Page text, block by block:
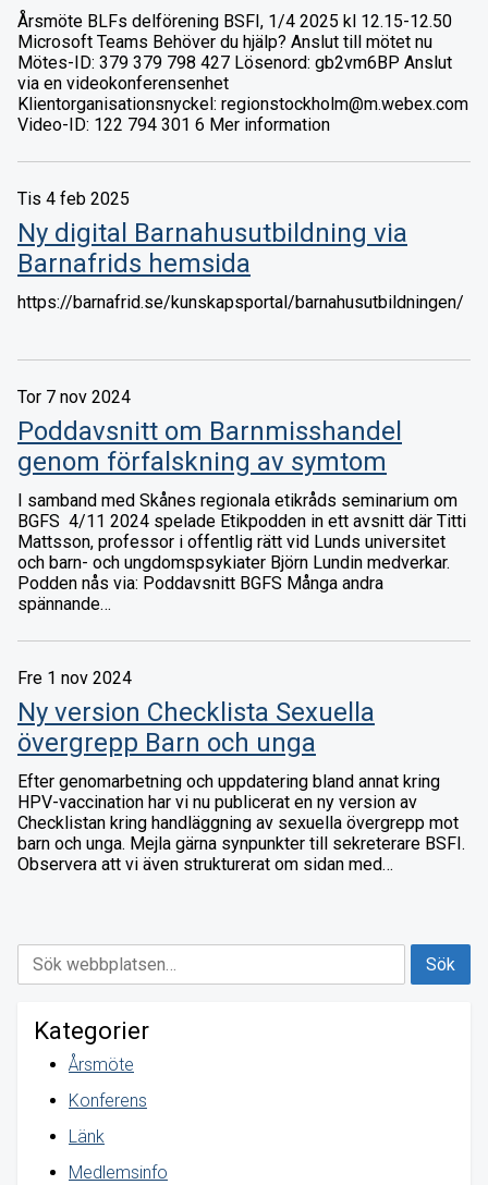
Årsmöte BLFs delförening BSFI, 1/4 2025 kl 12.15-12.50
Microsoft Teams Behöver du hjälp? Anslut till mötet nu
Mötes-ID: 379 379 798 427 Lösenord: gb2vm6BP Anslut
via en videokonferensenhet
Klientorganisationsnyckel: regionstockholm@m.webex.com
Video-ID: 122 794 301 6 Mer information
Tis 4 feb 2025
Ny digital Barnahusutbildning via
Barnafrids hemsida
https://barnafrid.se/kunskapsportal/barnahusutbildningen/
Tor 7 nov 2024
Poddavsnitt om Barnmisshandel
genom förfalskning av symtom
I samband med Skånes regionala etikråds seminarium om
BGFS 4/11 2024 spelade Etikpodden in ett avsnitt där Titti
Mattsson, professor i offentlig rätt vid Lunds universitet
och barn- och ungdomspsykiater Björn Lundin medverkar.
Podden nås via: Poddavsnitt BGFS Många andra
spännande…
Fre 1 nov 2024
Ny version Checklista Sexuella
övergrepp Barn och unga
Efter genomarbetning och uppdatering bland annat kring
HPV-vaccination har vi nu publicerat en ny version av
Checklistan kring handläggning av sexuella övergrepp mot
barn och unga. Mejla gärna synpunkter till sekreterare BSFI.
Observera att vi även strukturerat om sidan med…
Kategorier
Årsmöte
Konferens
Länk
Medlemsinfo